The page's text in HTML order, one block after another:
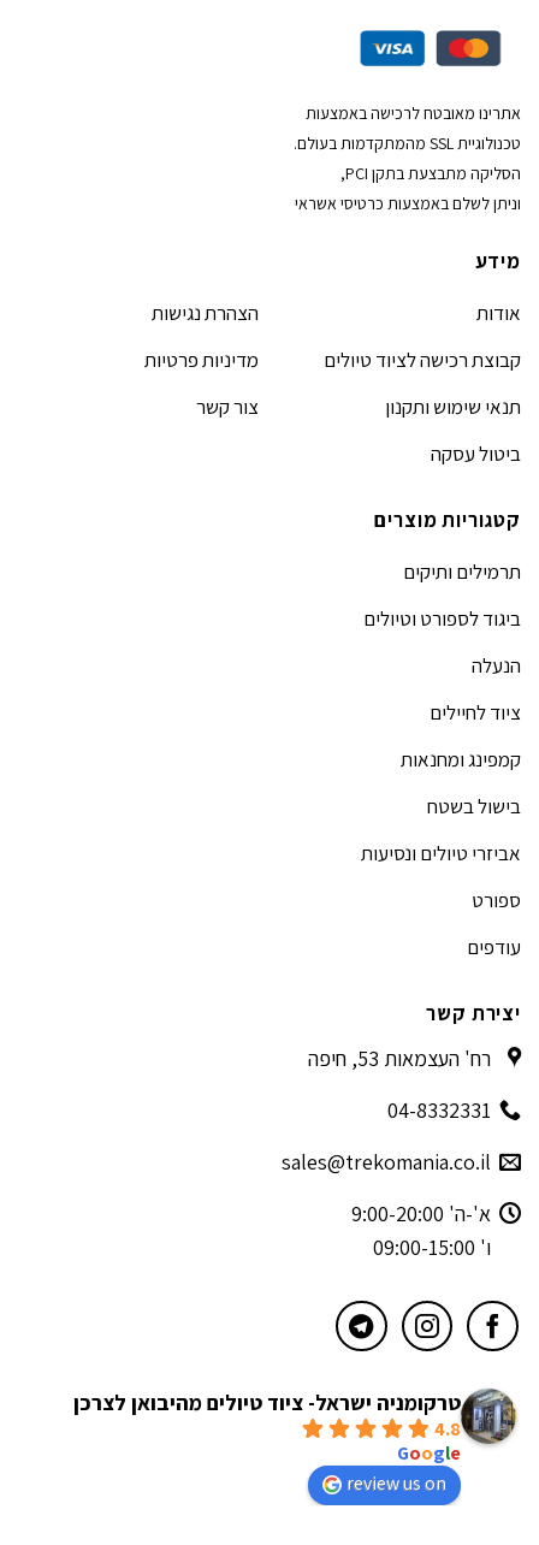
אתרינו מאובטח לרכישה באמצעות
טכנולוגיית SSL מהמתקדמות בעולם.
הסליקה מתבצעת בתקן PCI,
וניתן לשלם באמצעות כרטיסי אשראי
מידע
אודות
קבוצת רכישה לציוד טיולים
תנאי שימוש ותקנון
ביטול עסקה
הצהרת נגישות
מדיניות פרטיות
צור קשר
קטגוריות מוצרים
תרמילים ותיקים
ביגוד לספורט וטיולים
הנעלה
ציוד לחיילים
קמפינג ומחנאות
בישול בשטח
אביזרי טיולים ונסיעות
ספורט
עודפים
יצירת קשר
רח' העצמאות 53, חיפה
04-8332331
sales@trekomania.co.il
א'-ה' 9:00-20:00
ו' 09:00-15:00
טרקומניה ישראל- ציוד טיולים מהיבואן לצרכן
4.8
Google
review us on